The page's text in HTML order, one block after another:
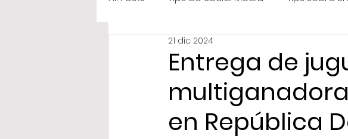
Tips de Marketing Digital
Entrega de
multiganadora
en República
21 dic 2024